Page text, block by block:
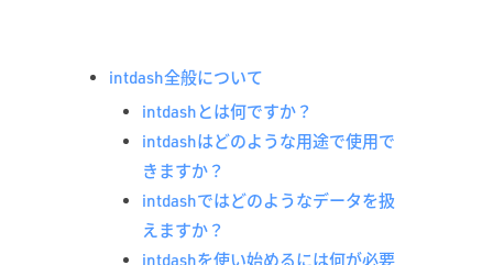
intdash全般について
intdashとは何ですか？
intdashはどのような用途で使用で
きますか？
intdashではどのようなデータを扱
えますか？
intdashを使い始めるには何が必要